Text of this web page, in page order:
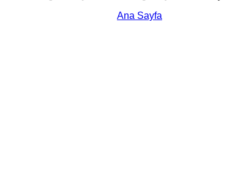
Ana Sayfa